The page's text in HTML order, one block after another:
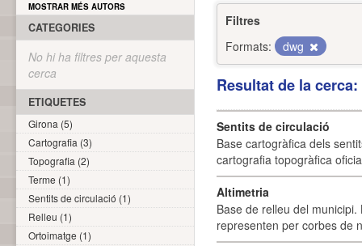
Filtres
Formats:
dwg
Resultat de la
Sentits de circulació
Base cartogràfica dels
cartografia topogràfica
Altimetria
Base de relleu del
representen per corbes de
MOSTRAR MÉS AUTORS
CATEGORIES
No hi ha filtres per aquesta
cerca
ETIQUETES
Girona (5)
Cartografia (3)
Topografia (2)
Terme (1)
Sentits de circulació (1)
Relleu (1)
Ortoimatge (1)